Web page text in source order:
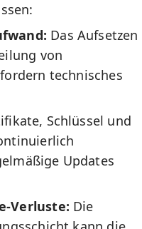
Das Aufsetzen
von
technisches
Schlüssel und
Updates
Verluste: Die